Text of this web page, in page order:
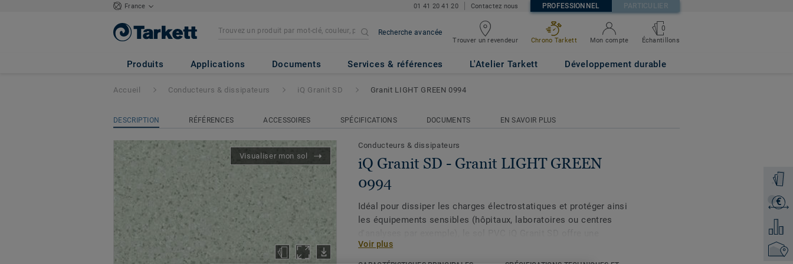
France 01 41 20 41 20 Contactez nous PROFESSIONNEL PARTICULIER
Recherche avancée
Trouver un revendeur Chrono Tarkett Mon compte
0
Échantillons
Produits Applications Documents Services & références L'Atelier Tarkett Développement durable
iQ Granit SD - Granit LIGHT GREEN 0994
€
Accueil Conducteurs & dissipateurs iQ Granit SD Granit LIGHT GREEN 0994
DESCRIPTION RÉFÉRENCES ACCESSOIRES SPÉCIFICATIONS DOCUMENTS EN SAVOIR PLUS
Visualiser mon sol
Conducteurs & dissipateurs
iQ Granit SD - Granit LIGHT GREEN
0994
Idéal pour dissiper les charges électrostatiques et protéger ainsi
les équipements sensibles (hôpitaux, laboratoires ou centres
résistance électrique transversale comprise entre 106 Ω et 109 Ω
(EN 1081) une haute durabilité, grâce notamment à un traitement
Voir plus